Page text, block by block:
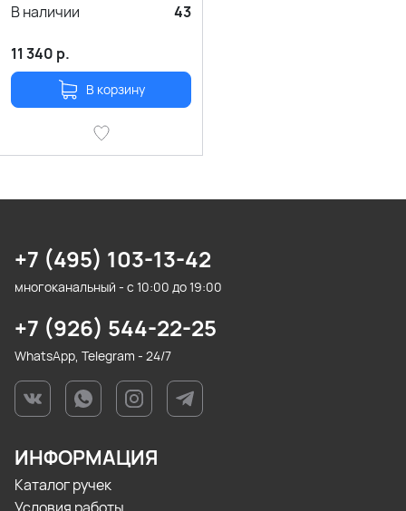
В наличии
43
11 340 р.
В корзину
+7 (495) 103-13-42
многоканальный - с 10:00 до 19:00
+7 (926) 544-22-25
WhatsApp, Telegram - 24/7
ИНФОРМАЦИЯ
Каталог ручек